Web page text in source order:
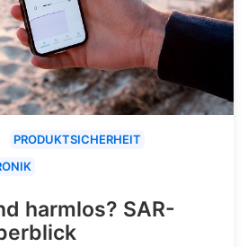
PRODUKTSICHERHEIT
harmlos? SAR-